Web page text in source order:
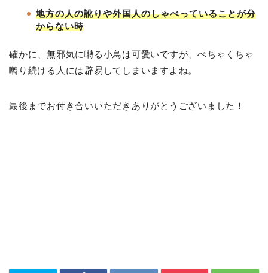
地方の人の訛りや外国人のしゃべっていることが分
からない時
確かに、無邪気に囀る小鳥は可愛いですが、ぺちゃくちゃ
囀り続ける人には辟易してしまいますよね。
最後までお付き合いいただきありがとうございました！